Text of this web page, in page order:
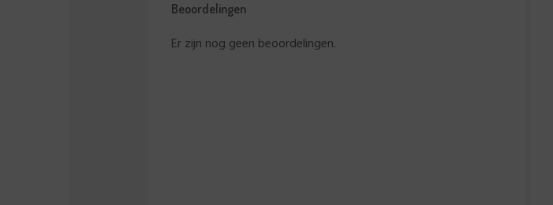
Beoordelingen
Er zijn nog geen beoordelingen.